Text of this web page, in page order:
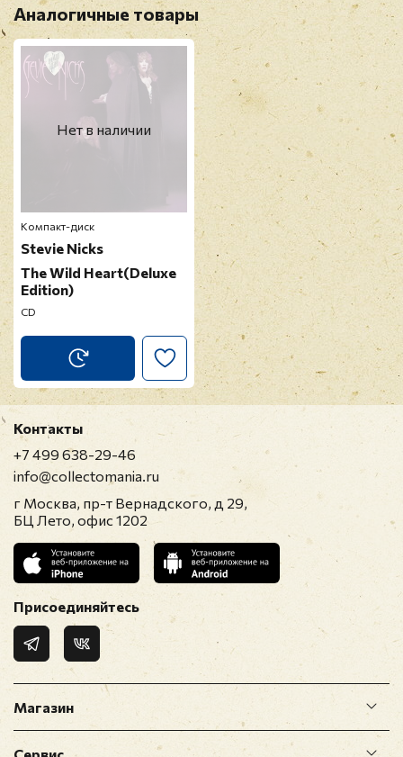
Аналогичные товары
Нет в наличии
Компакт-диск
Stevie Nicks
The Wild Heart(Deluxe
Edition)
CD
Магазин
Сервис
Контакты
+7 499 638-29-46
info@collectomania.ru
г Москва, пр-т Вернадского, д 29,
БЦ Лето, офис 1202
Присоединяйтесь